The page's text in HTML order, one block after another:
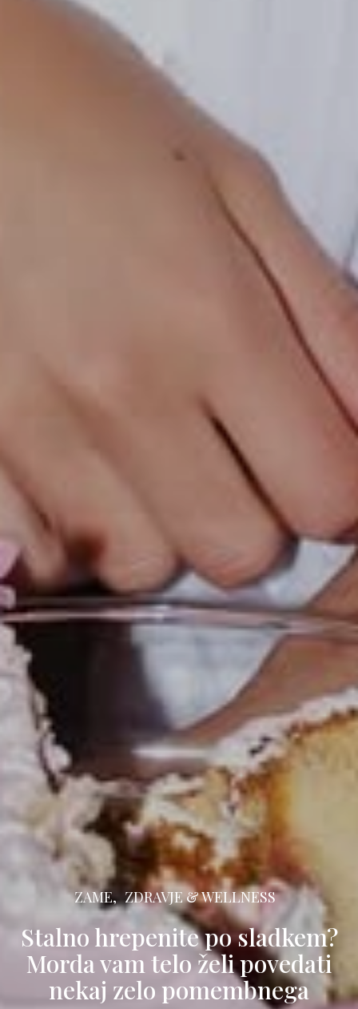
ZAME, ZDRAVJE & WELLNESS
Stalno hrepenite po sladkem?
Morda vam telo želi povedati
nekaj zelo pomembnega